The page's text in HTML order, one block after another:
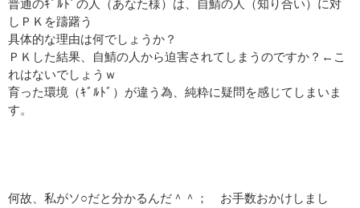
普通のｷﾞﾙﾄﾞの人（あなた様）は、自鯖の人（知り合い）に対
しＰＫを躊躇う
具体的な理由は何でしょうか？
ＰＫした結果、自鯖の人から迫害されてしまうのですか？←こ
れはないでしょうｗ
育った環境（ｷﾞﾙﾄﾞ）が違う為、純粋に疑問を感じてしまいま
す。
何故、私がソ○だと分かるんだ＾＾； お手数おかけしまし